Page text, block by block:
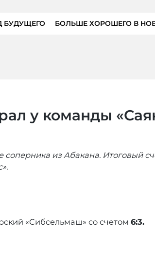
БУДУЩЕГО БОЛЬШЕ ХОРОШЕГО В
у команды
из Абакана. Итоговый
«Сибсельмаш» со счетом 6:3.